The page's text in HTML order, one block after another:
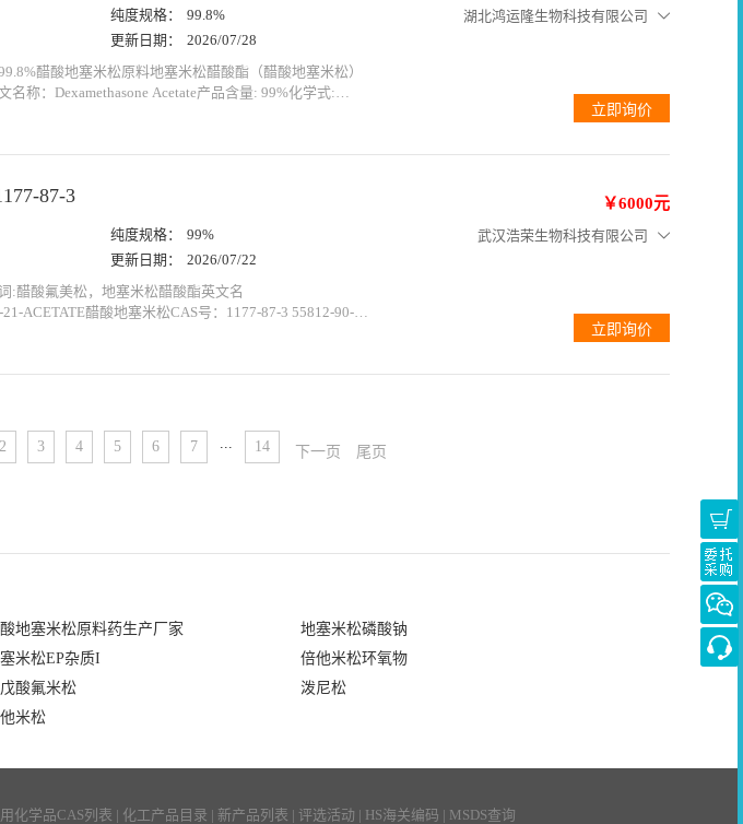
纯度规格：
99.8%
更新日期：
2026/07/28
醋酸地塞米松原料地塞米松醋酸酯（醋酸地塞米松）
名称：Dexamethasone Acetate产品含量: 99%化学式:
末。溶解度：极微溶...
湖北鸿运隆生物科技有限公司
87-3
纯度规格：
99%
更新日期：
2026/07/22
:醋酸氟美松，地塞米松醋酸酯英文名
ACETATE醋酸地塞米松CAS号：1177-87-3 55812-90-
￥6000元
武汉浩荣生物科技有限公司
2 3 4 5 6 7 ... 14 下一页 尾页
地塞米松原料药生产厂家
地塞米松磷酸钠
米松EP杂质I
倍他米松环氧物
酸氟米松
泼尼松
米松
化学品CAS列表 | 化工产品目录 | 新产品列表 | 评选活动 | HS海关编码 | MSDS查询